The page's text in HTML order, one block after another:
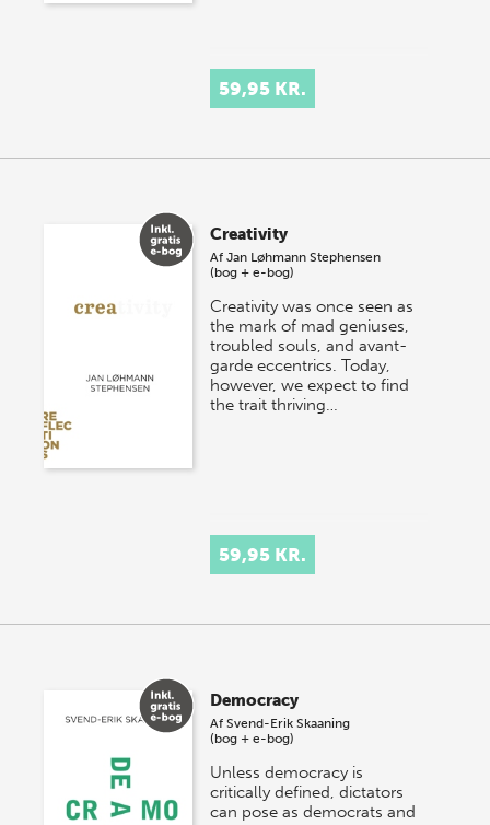
59,95 KR.
Creativity
AfJan Løhmann Stephensen
(bog + e-bog)
Creativity was once seen as
the mark of mad geniuses,
troubled souls, and avant-
garde eccentrics. Today,
however, we expect to find
the trait thriving…
59,95 KR.
Democracy
AfSvend-Erik Skaaning
(bog + e-bog)
Unless democracy is
critically defined, dictators
can pose as democrats and